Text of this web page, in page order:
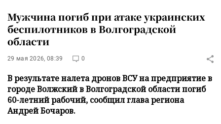
Мужчина погиб при атаке украинских
беспилотников в Волгоградской
области
29 мая 2026, 08:39 0
В результате налета дронов ВСУ на предприятие в
городе Волжский в Волгоградской области погиб
60-летний рабочий, сообщил глава региона
Андрей Бочаров.